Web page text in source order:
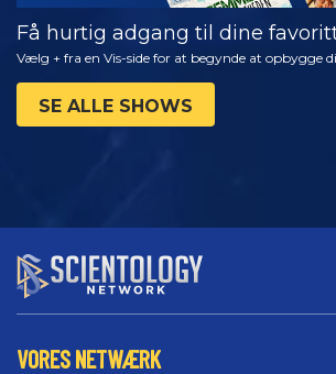
Få hurtig adgang til dine
Vælg + fra en Vis-side for at begynde at opbygge
SE ALLE SHOWS
VORES NETWÆRK